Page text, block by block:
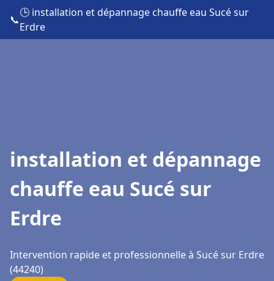
📞
🕒 installation et dépannage chauffe eau Sucé sur
Erdre
installation et dépannage
chauffe eau Sucé sur
Erdre
Intervention rapide et professionnelle à Sucé sur Erdre
(44240)